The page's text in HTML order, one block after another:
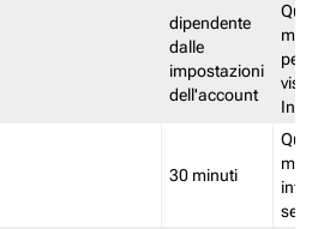
dipendente
dalle
impostazioni
dell'account
30 minuti